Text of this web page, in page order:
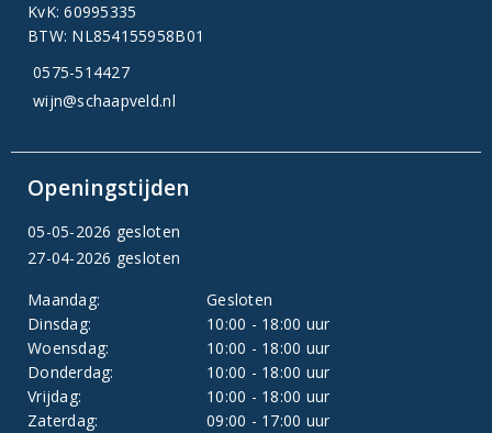
KvK: 60995335
BTW: NL854155958B01
0575-514427
wijn@schaapveld.nl
Openingstijden
05-05-2026 gesloten
27-04-2026 gesloten
Maandag:
Gesloten
Dinsdag:
10:00 - 18:00 uur
Woensdag:
10:00 - 18:00 uur
Donderdag:
10:00 - 18:00 uur
Vrijdag:
10:00 - 18:00 uur
Zaterdag:
09:00 - 17:00 uur